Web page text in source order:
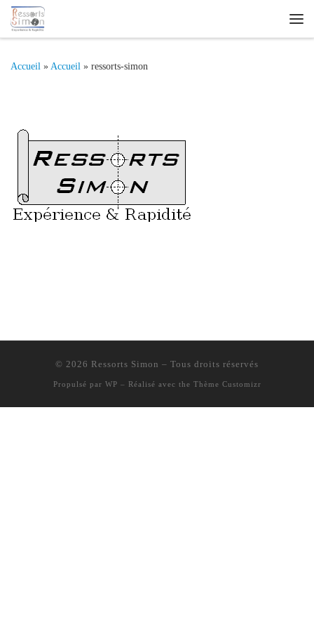
Passer au contenu
Accueil »Accueil » ressorts-simon
© 2026 Ressorts Simon – Tous droits réservés
Propulsé par WP – Réalisé avec the Thème Customizr